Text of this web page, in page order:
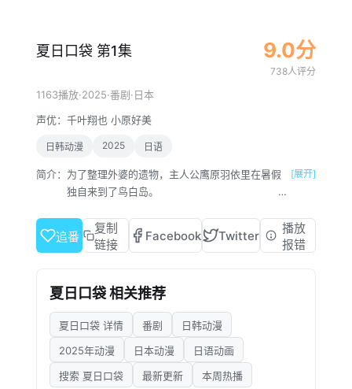
夏日口袋 第1集 9.0分
738人评分
1163播放·2025·番剧·日本
声优： 千叶翔也 小原好美
日韩动漫 2025 日语
简介： 为了整理外婆的遗物，主人公鹰原羽依里在暑假
独自来到了鸟白岛。
轮，他遇见了一位少女。她任凭海风吹拂着发
丝，只是眺望着……那水天相接的边境。回过神
有一位
羽依里的小姨住在外婆家，她已经开始在那里整
理遗物了。羽依里帮忙整理着充满着外婆回忆的
遗物时，也逐渐适应了初来乍到时让他无所适从
的“岛上的生活”。
在都市生活中无法体会到
[展开]
追番
复制
链接
Facebook Twitter
播放
报错
夏日口袋 相关推荐
夏日口袋 详情 番剧
日韩动漫
2025年动漫
日本动漫
日语动画
搜索 夏日口袋
最新更新 本周热播